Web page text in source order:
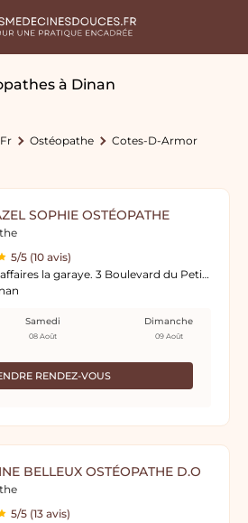
à Dinan
Ostéopathe
Cotes-D-Armor
SOPHIE OSTÉOPATHE
5/5 (10 avis)
centre d'affaires la garaye. 3 Boulevard du Petit Paris ZA des Alleux
RENDEZ-VOUS
Samedi
08 Août
Dimanche
09 Août
BELLEUX OSTÉOPATHE D.O
5/5 (13 avis)